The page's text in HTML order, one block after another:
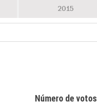
2015
Número de votos